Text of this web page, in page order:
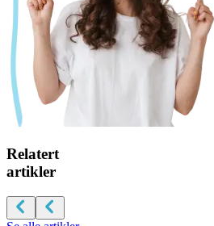
Relatert
artikler